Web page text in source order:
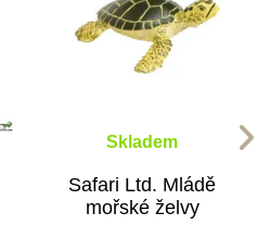
Skladem
Safari Ltd. Mládě
mořské želvy